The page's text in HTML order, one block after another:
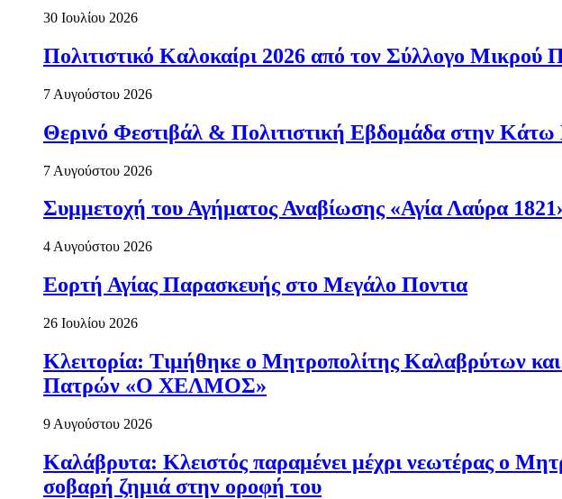
30 Ιουλίου 2026
Πολιτιστικό Καλοκαίρι 2026 από τον Σύλλογο Μικρού
7 Αυγούστου 2026
Θερινό Φεστιβάλ & Πολιτιστική Εβδομάδα στην
7 Αυγούστου 2026
Συμμετοχή του Αγήματος Αναβίωσης «Αγία Λαύρα
4 Αυγούστου 2026
Εορτή Αγίας Παρασκευής στο Μεγάλο Ποντια
26 Ιουλίου 2026
Κλειτορία: Τιμήθηκε ο Μητροπολίτης Καλαβρύτων
Πατρών «Ο ΧΕΛΜΟΣ»
9 Αυγούστου 2026
Καλάβρυτα: Κλειστός παραμένει μέχρι νεωτέρας ο
σοβαρή ζημιά στην οροφή του